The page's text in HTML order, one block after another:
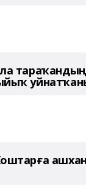
тараҡандың